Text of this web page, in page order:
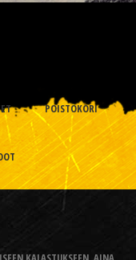
POISTOKORI